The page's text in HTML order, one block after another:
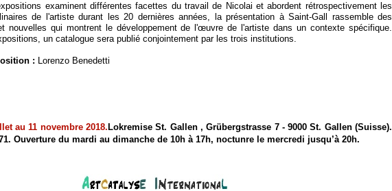
au 11 novembre 2018. Lokremise St. Gallen , Grübergstrasse 7 -9000 St. Gallen (Suisse).
Ouverture du mardi au dimanche de 10h à 17h, noctunre le mercredi jusqu’à 20h.
examinent différentes facettes du travail de Nicolai et abordent rétrospectivement les
de l'artiste durant les 20 dernières années, la présentation à Saint-Gall rassemble des
nouvelles qui montrent le développement de l'œuvre de l'artiste dans un contexte spécifique.
un catalogue sera publié conjointement par les trois institutions.
: Lorenzo Benedetti